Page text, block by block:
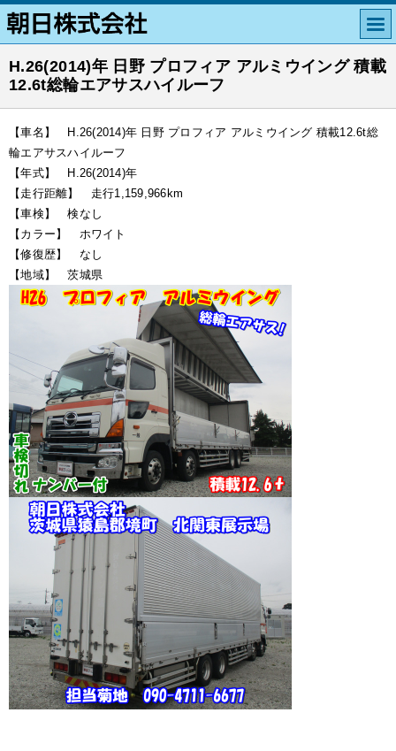
H.26(2014)年 日野 プロフィア アルミウイング 積載
12.6t総輪エアサスハイルーフ
【車名】 H.26(2014)年 日野 プロフィア アルミウイング 積載12.6t総
輪エアサスハイルーフ
【年式】 H.26(2014)年
【走行距離】 走行1,159,966km
【車検】 検なし
【カラー】 ホワイト
【修復歴】 なし
【地域】 茨城県